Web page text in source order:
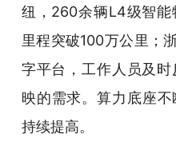
纽，260余辆L4级智能
里程突破100万公里；
字平台，工作人员及
映的需求。算力底座
持续提高。